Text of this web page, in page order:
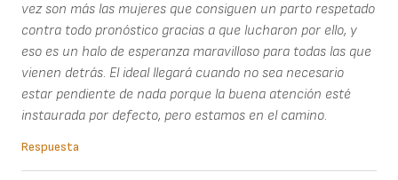
vez son más las mujeres que consiguen un parto respetado
contra todo pronóstico gracias a que lucharon por ello, y
eso es un halo de esperanza maravilloso para todas las que
vienen detrás. El ideal llegará cuando no sea necesario
estar pendiente de nada porque la buena atención esté
instaurada por defecto, pero estamos en el camino.
Respuesta